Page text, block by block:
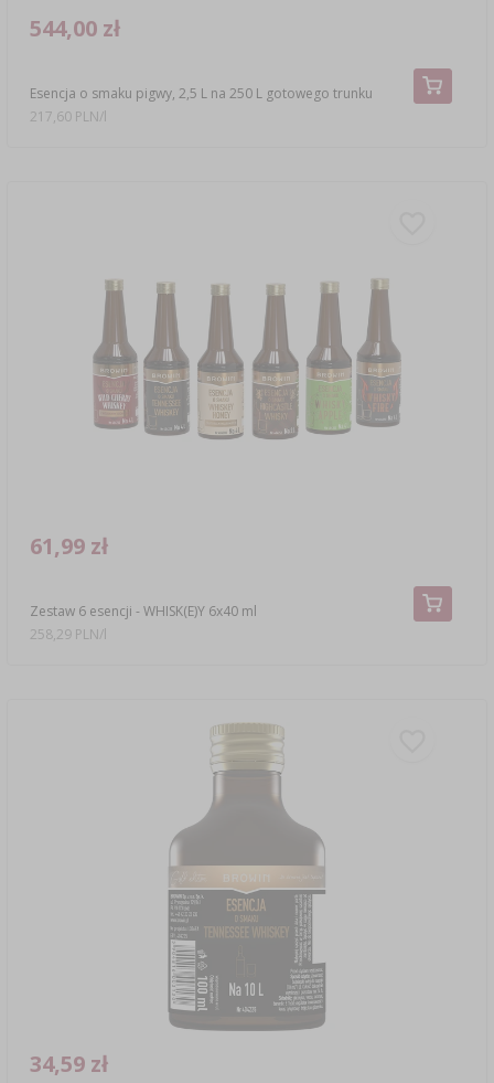
Esencja o smaku pigwy, 2,5 L na 250 L gotowego trunku
544,00 zł
217,60 PLN/l
Zestaw 6 esencji - WHISK(E)Y 6x40 ml
61,99 zł
258,29 PLN/l
34,59 zł